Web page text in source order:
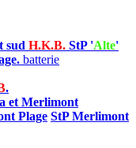
sud H.K.B. StP 'Alte'
batterie
.
et Merlimont
Plage StP Merlimont